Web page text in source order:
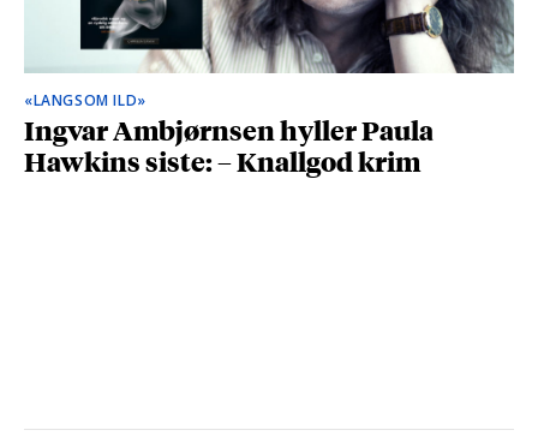
«LANGSOM ILD»
Ingvar Ambjørnsen hyller Paula
Hawkins siste: – Knallgod krim